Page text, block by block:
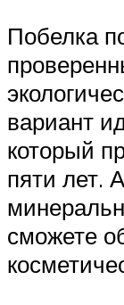
Побелка
вариант
который
пяти лет.
сможете